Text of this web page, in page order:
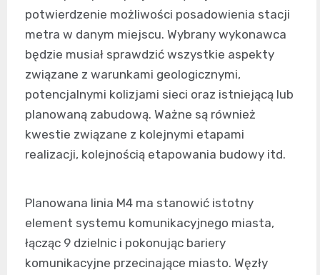
potwierdzenie możliwości posadowienia stacji
metra w danym miejscu. Wybrany wykonawca
będzie musiał sprawdzić wszystkie aspekty
związane z warunkami geologicznymi,
potencjalnymi kolizjami sieci oraz istniejącą lub
planowaną zabudową. Ważne są również
kwestie związane z kolejnymi etapami
realizacji, kolejnością etapowania budowy itd.
Planowana linia M4 ma stanowić istotny
element systemu komunikacyjnego miasta,
łącząc 9 dzielnic i pokonując bariery
komunikacyjne przecinające miasto. Węzły